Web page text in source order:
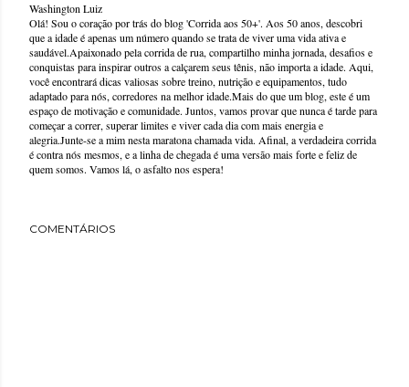
Washington Luiz
Olá! Sou o coração por trás do blog 'Corrida aos 50+'. Aos 50 anos, descobri
que a idade é apenas um número quando se trata de viver uma vida ativa e
saudável.Apaixonado pela corrida de rua, compartilho minha jornada, desafios e
conquistas para inspirar outros a calçarem seus tênis, não importa a idade. Aqui,
você encontrará dicas valiosas sobre treino, nutrição e equipamentos, tudo
adaptado para nós, corredores na melhor idade.Mais do que um blog, este é um
espaço de motivação e comunidade. Juntos, vamos provar que nunca é tarde para
começar a correr, superar limites e viver cada dia com mais energia e
alegria.Junte-se a mim nesta maratona chamada vida. Afinal, a verdadeira corrida
é contra nós mesmos, e a linha de chegada é uma versão mais forte e feliz de
quem somos. Vamos lá, o asfalto nos espera!
COMENTÁRIOS